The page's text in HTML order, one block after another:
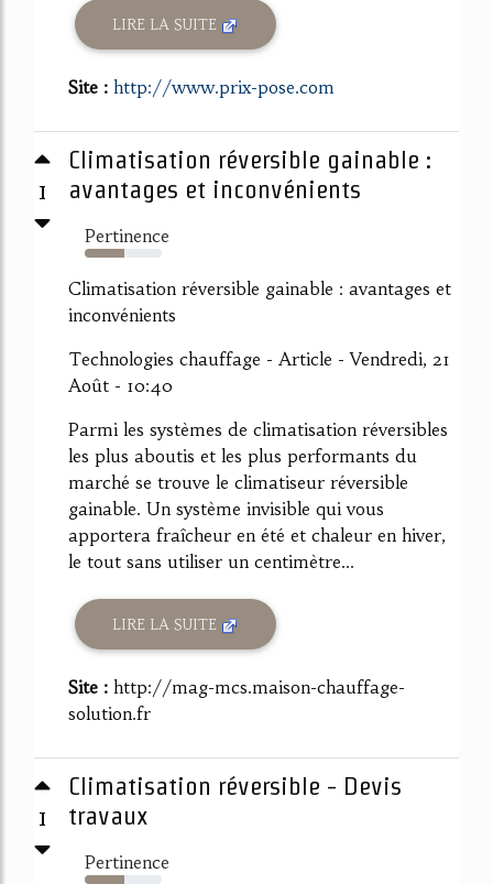
LIRE LA SUITE
Site : http://www.prix-pose.com
1
Climatisation réversible gainable :
avantages et inconvénients
Pertinence
52%
Climatisation réversible gainable : avantages et
inconvénients
Technologies chauffage - Article - Vendredi, 21
Août - 10:40
Parmi les systèmes de climatisation réversibles
les plus aboutis et les plus performants du
marché se trouve le climatiseur réversible
gainable. Un système invisible qui vous
apportera fraîcheur en été et chaleur en hiver,
le tout sans utiliser un centimètre...
LIRE LA SUITE
Site : http://mag-mcs.maison-chauffage-
solution.fr
1
Climatisation réversible - Devis
travaux
Pertinence